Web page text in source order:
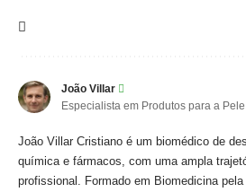
João Villar
Especialista em Produtos para a Pele
João Villar Cristiano é um biomédico de
química e fármacos, com uma ampla
profissional. Formado em Biomedicina